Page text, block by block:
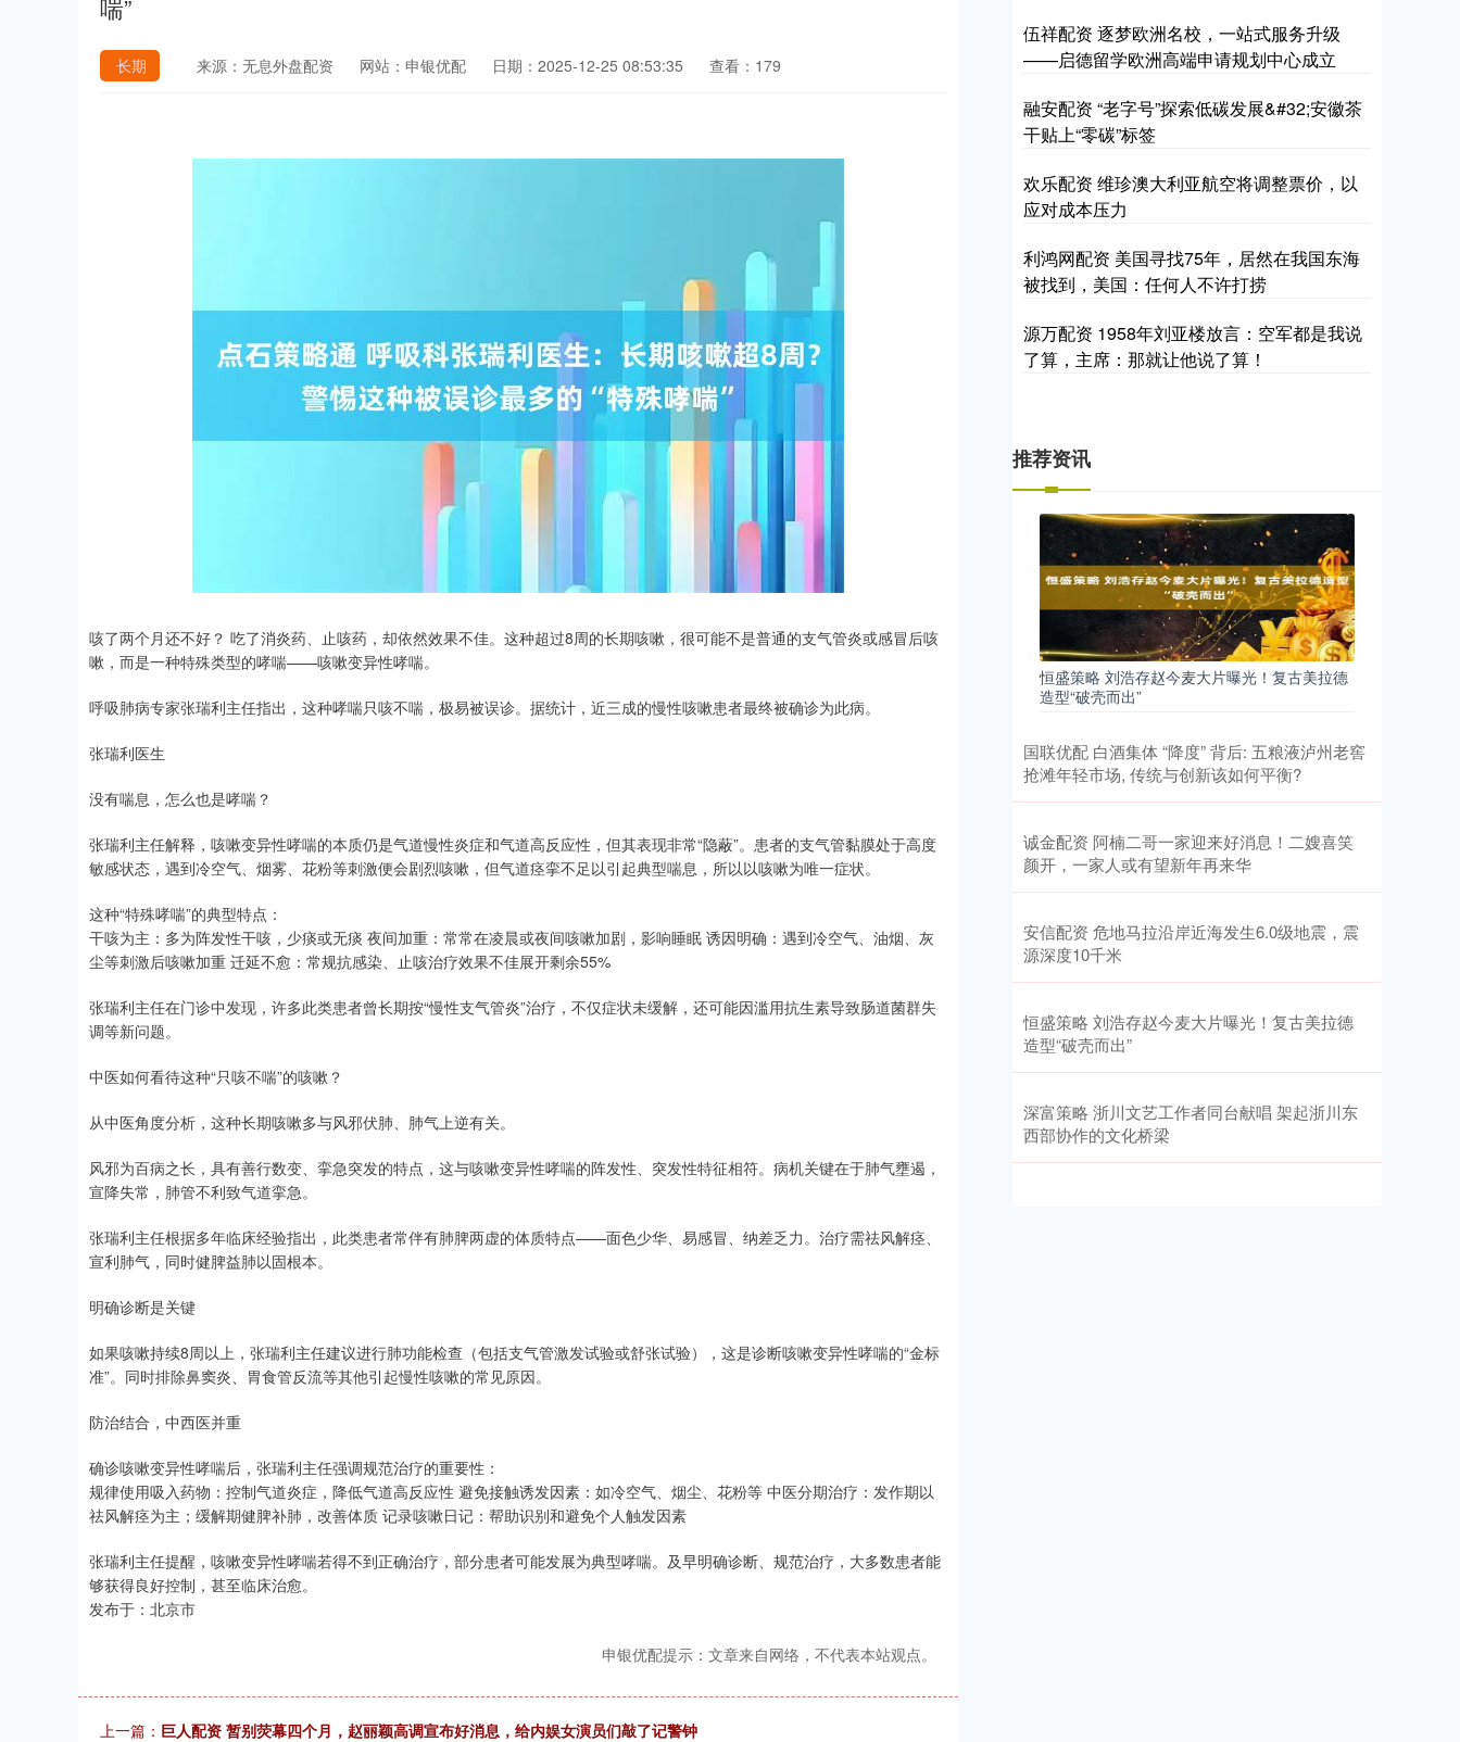
喘”
长期 来源：无息外盘配资 网站：申银优配 日期：2025-12-25 08:53:35 查看：179
咳了两个月还不好？ 吃了消炎药、止咳药，却依然效果不佳。这种超过8周的长期咳嗽，很可能不是普通的支气管炎或感冒后咳
嗽，而是一种特殊类型的哮喘——咳嗽变异性哮喘。
呼吸肺病专家张瑞利主任指出，这种哮喘只咳不喘，极易被误诊。据统计，近三成的慢性咳嗽患者最终被确诊为此病。
张瑞利医生
没有喘息，怎么也是哮喘？
张瑞利主任解释，咳嗽变异性哮喘的本质仍是气道慢性炎症和气道高反应性，但其表现非常“隐蔽”。患者的支气管黏膜处于高度
敏感状态，遇到冷空气、烟雾、花粉等刺激便会剧烈咳嗽，但气道痉挛不足以引起典型喘息，所以以咳嗽为唯一症状。
这种“特殊哮喘”的典型特点：
干咳为主：多为阵发性干咳，少痰或无痰 夜间加重：常常在凌晨或夜间咳嗽加剧，影响睡眠 诱因明确：遇到冷空气、油烟、灰
尘等刺激后咳嗽加重 迁延不愈：常规抗感染、止咳治疗效果不佳展开剩余55%
张瑞利主任在门诊中发现，许多此类患者曾长期按“慢性支气管炎”治疗，不仅症状未缓解，还可能因滥用抗生素导致肠道菌群失
调等新问题。
中医如何看待这种“只咳不喘”的咳嗽？
从中医角度分析，这种长期咳嗽多与风邪伏肺、肺气上逆有关。
风邪为百病之长，具有善行数变、挛急突发的特点，这与咳嗽变异性哮喘的阵发性、突发性特征相符。病机关键在于肺气壅遏，
宣降失常，肺管不利致气道挛急。
张瑞利主任根据多年临床经验指出，此类患者常伴有肺脾两虚的体质特点——面色少华、易感冒、纳差乏力。治疗需祛风解痉、
宣利肺气，同时健脾益肺以固根本。
明确诊断是关键
如果咳嗽持续8周以上，张瑞利主任建议进行肺功能检查（包括支气管激发试验或舒张试验），这是诊断咳嗽变异性哮喘的“金标
准”。同时排除鼻窦炎、胃食管反流等其他引起慢性咳嗽的常见原因。
防治结合，中西医并重
确诊咳嗽变异性哮喘后，张瑞利主任强调规范治疗的重要性：
规律使用吸入药物：控制气道炎症，降低气道高反应性 避免接触诱发因素：如冷空气、烟尘、花粉等 中医分期治疗：发作期以
祛风解痉为主；缓解期健脾补肺，改善体质 记录咳嗽日记：帮助识别和避免个人触发因素
张瑞利主任提醒，咳嗽变异性哮喘若得不到正确治疗，部分患者可能发展为典型哮喘。及早明确诊断、规范治疗，大多数患者能
够获得良好控制，甚至临床治愈。
发布于：北京市
申银优配提示：文章来自网络，不代表本站观点。
上一篇： 巨人配资 暂别荧幕四个月，赵丽颖高调宣布好消息，给内娱女演员们敲了记警钟
伍祥配资 逐梦欧洲名校，一站式服务升级
——启德留学欧洲高端申请规划中心成立
融安配资 “老字号”探索低碳发展&#32;安徽茶
干贴上“零碳”标签
欢乐配资 维珍澳大利亚航空将调整票价，以
应对成本压力
利鸿网配资 美国寻找75年，居然在我国东海
被找到，美国：任何人不许打捞
源万配资 1958年刘亚楼放言：空军都是我说
了算，主席：那就让他说了算！
推荐资讯
恒盛策略 刘浩存赵今麦大片曝光！复古美拉德
造型“破壳而出”
国联优配 白酒集体 “降度” 背后: 五粮液泸州老窖
抢滩年轻市场, 传统与创新该如何平衡?
诚金配资 阿楠二哥一家迎来好消息！二嫂喜笑
颜开，一家人或有望新年再来华
安信配资 危地马拉沿岸近海发生6.0级地震，震
源深度10千米
恒盛策略 刘浩存赵今麦大片曝光！复古美拉德
造型“破壳而出”
深富策略 浙川文艺工作者同台献唱 架起浙川东
西部协作的文化桥梁